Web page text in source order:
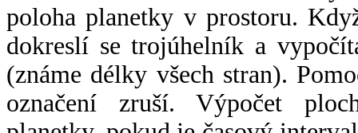
poloha planetky v prostoru.
dokreslí se trojúhelník a
(známe délky všech stran).
označení zruší. Výpočet